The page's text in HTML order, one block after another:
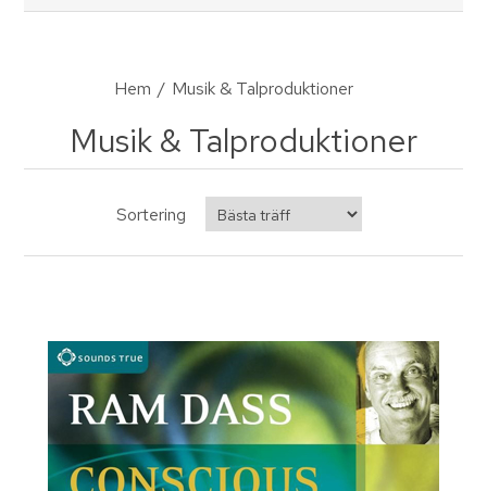
Hem / Musik & Talproduktioner
Musik & Talproduktioner
Sortering